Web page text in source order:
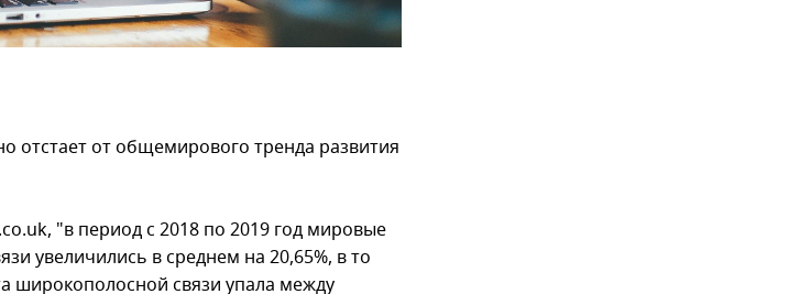
отстает от общемирового тренда развития
"в период с 2018 по 2019 год мировые
увеличились в среднем на 20,65%, в то
широкополосной связи упала между